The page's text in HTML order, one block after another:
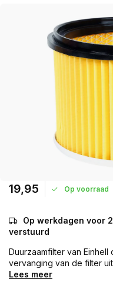
19,95 Op voorraad
Op werkdagen voor
verstuurd
Duurzaamfilter van
vervanging van de filter
Lees meer